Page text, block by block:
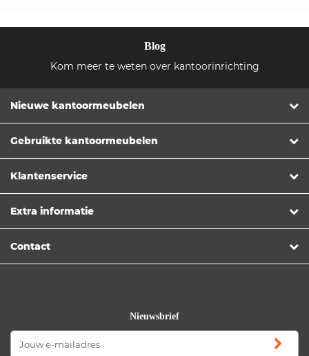
Blog
Kom meer te weten over kantoorinrichting
Nieuwe kantoormeubelen
Gebruikte kantoormeubelen
Klantenservice
Extra informatie
Contact
Nieuwsbrief